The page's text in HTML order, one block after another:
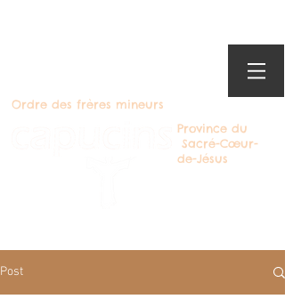
Ordre des frères mineurs
Province du
Sacré-Cœur-
de-Jésus
Post